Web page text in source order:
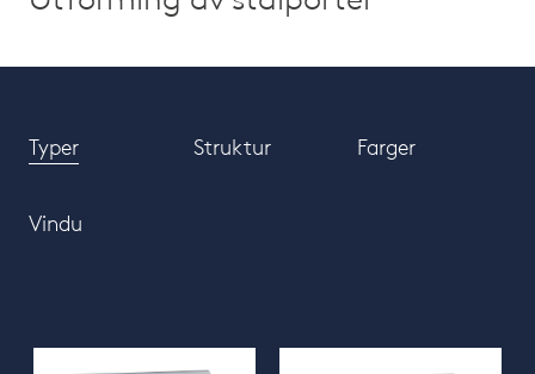
Typer Struktur Farger
Vindu